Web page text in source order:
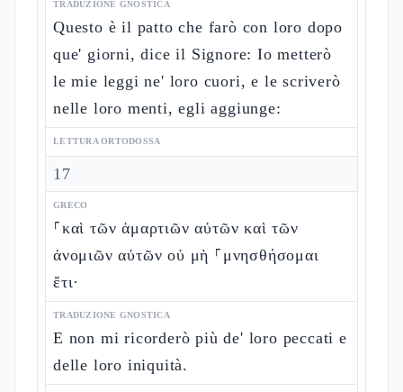
TRADUZIONE GNOSTICA
Questo è il patto che farò con loro dopo
que' giorni, dice il Signore: Io metterò
le mie leggi ne' loro cuori, e le scriverò
nelle loro menti, egli aggiunge:
LETTURA ORTODOSSA
17
GRECO
⸀καὶ τῶν ἁμαρτιῶν αὐτῶν καὶ τῶν
ἀνομιῶν αὐτῶν οὐ μὴ ⸀μνησθήσομαι
ἔτι·
TRADUZIONE GNOSTICA
E non mi ricorderò più de' loro peccati e
delle loro iniquità.